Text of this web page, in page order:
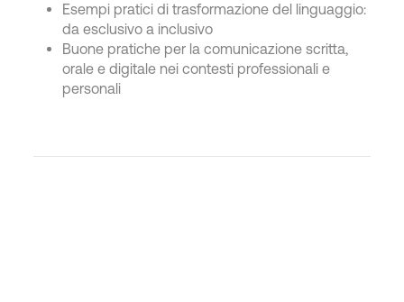
Esempi pratici di trasformazione del linguaggio:
da esclusivo a inclusivo
Buone pratiche per la comunicazione scritta,
orale e digitale nei contesti professionali e
personali